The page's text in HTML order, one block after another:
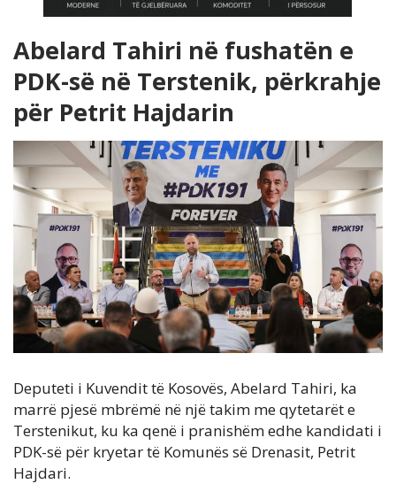
Abelard Tahiri në fushatën e
PDK-së në Terstenik, përkrahje
për Petrit Hajdarin
Deputeti i Kuvendit të Kosovës, Abelard Tahiri, ka
marrë pjesë mbrëmë në një takim me qytetarët e
Terstenikut, ku ka qenë i pranishëm edhe kandidati i
PDK-së për kryetar të Komunës së Drenasit, Petrit
Hajdari.